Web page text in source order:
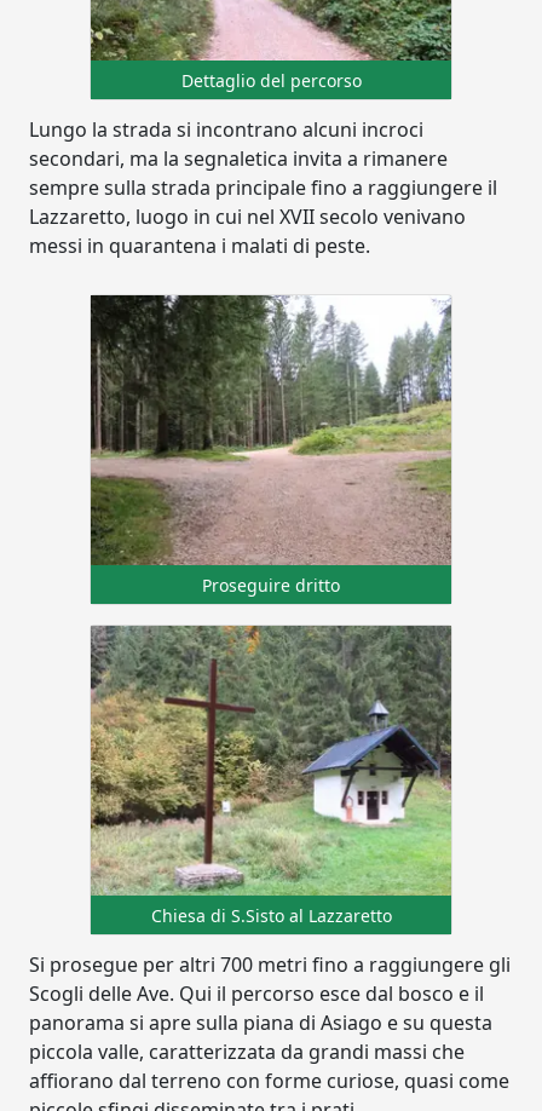
Dettaglio del percorso
Lungo la strada si incontrano alcuni incroci
secondari, ma la segnaletica invita a rimanere
sempre sulla strada principale fino a raggiungere il
Lazzaretto, luogo in cui nel XVII secolo venivano
messi in quarantena i malati di peste.
Proseguire dritto
Chiesa di S.Sisto al Lazzaretto
Si prosegue per altri 700 metri fino a raggiungere gli
Scogli delle Ave. Qui il percorso esce dal bosco e il
panorama si apre sulla piana di Asiago e su questa
piccola valle, caratterizzata da grandi massi che
affiorano dal terreno con forme curiose, quasi come